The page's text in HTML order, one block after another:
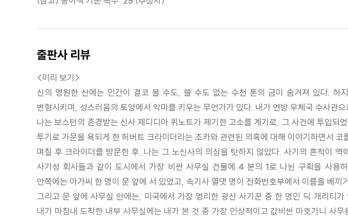
출판사 리뷰
<미리 보기>
신의 영원한 산에는 인간이 결코 볼 수도, 쓸 수도 없는 수천 톤의 금이 숨겨져 있다.
변형시키며, 성스러움의 토양에서 악마를 키우는 무언가가 있다. 내가 연방 우체국 수사관
나는 보스턴의 존경받는 신사 제디디아 퀴노트가 제기한 고소를 계기로, 그 사건에 투입
투기로 가문을 욕되게 한 허버트 크라이더라는 조카와 관련된 의혹에 대해 이야기하면서 코
며칠 후 크라이더를 방문한 후, 나는 그 노신사의 의심을 탓하지 않았다. 사기의 흔적이
사기성 회사들과 같이 도시에서 가장 비싼 사무실 건물에 4 분의 1로 나뉜 구획을 사용
안쪽에는 아가씨 한 명이 문 앞에 서 있었고, 속기사 열댓 명이 전화번호부에서 이름을 베
그리고 문 앞에 사무실 안에는, 미국에서 가장 영리한 광산 사기꾼 중 한 명인 딕 개리티
내가 마침내 도착한 내부 사무실에는 내가 본 것 중 가장 인상적이고 값비싼 마호가니 사